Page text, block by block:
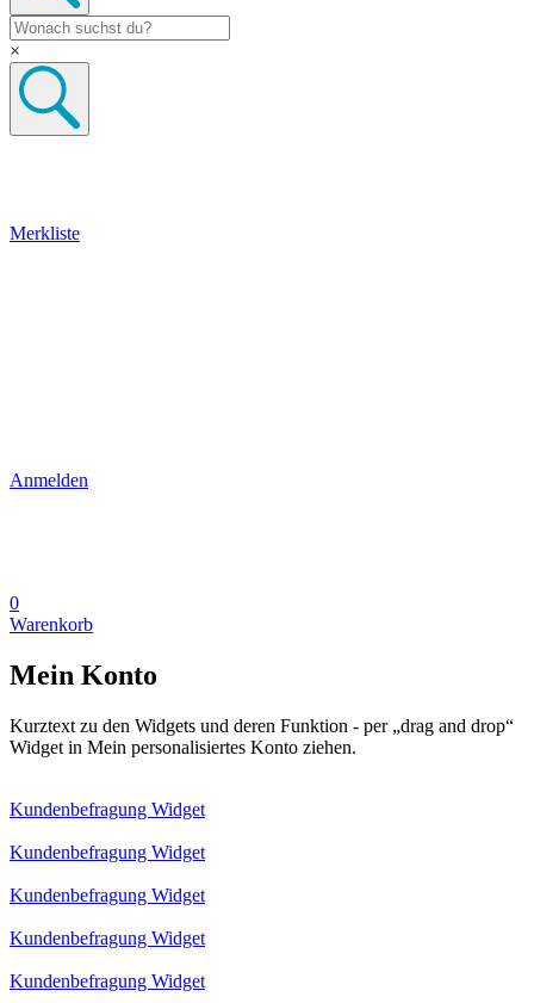
×
Merkliste
Anmelden
0
Warenkorb
Mein Konto
Kurztext zu den Widgets und deren Funktion - per „drag and drop“
Widget in Mein personalisiertes Konto ziehen.
Kundenbefragung Widget
Kundenbefragung Widget
Kundenbefragung Widget
Kundenbefragung Widget
Kundenbefragung Widget